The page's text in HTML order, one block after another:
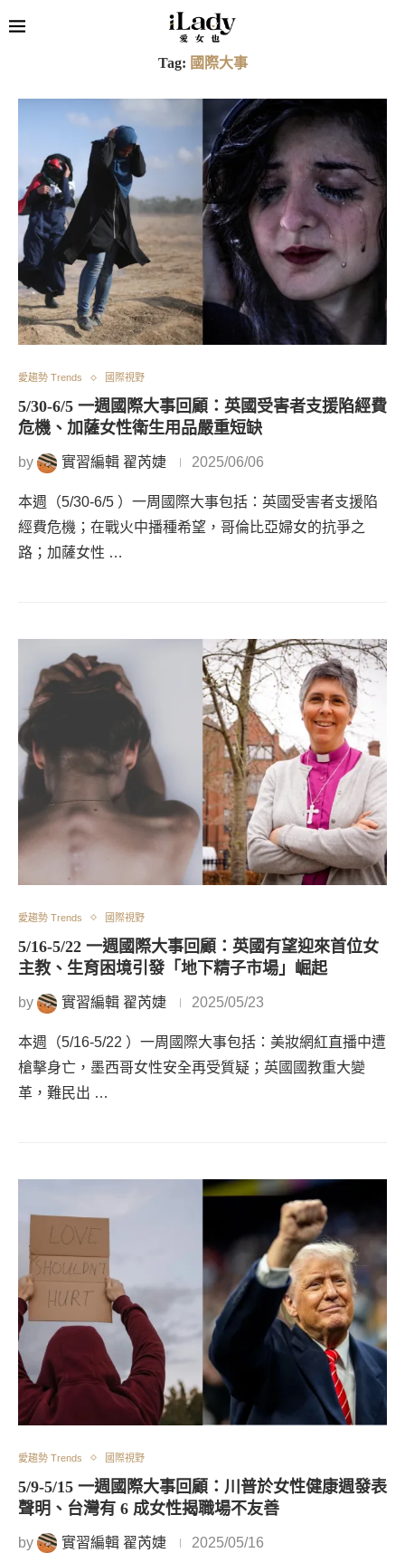
Tag: 國際大事
愛趨勢 Trends 國際視野
5/30-6/5 一週國際大事回顧：英國受害者支援陷經費
危機、加薩女性衛生用品嚴重短缺
by 實習編輯 翟芮婕 2025/06/06
本週（5/30-6/5 ）一周國際大事包括：英國受害者支援陷
經費危機；在戰火中播種希望，哥倫比亞婦女的抗爭之
路；加薩女性 …
愛趨勢 Trends 國際視野
5/16-5/22 一週國際大事回顧：英國有望迎來首位女
主教、生育困境引發「地下精子市場」崛起
by 實習編輯 翟芮婕 2025/05/23
本週（5/16-5/22 ）一周國際大事包括：美妝網紅直播中遭
槍擊身亡，墨西哥女性安全再受質疑；英國國教重大變
革，難民出 …
愛趨勢 Trends 國際視野
5/9-5/15 一週國際大事回顧：川普於女性健康週發表
聲明、台灣有 6 成女性揭職場不友善
by 實習編輯 翟芮婕 2025/05/16